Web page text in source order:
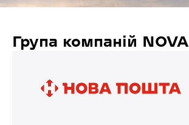
Група компаній NOVA